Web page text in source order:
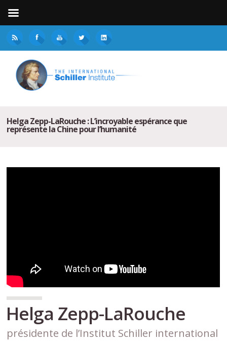
Helga Zepp-LaRouche : L’incroyable espérance que
représente la Chine pour l’humanité
Helga Zepp-LaRouche
présidente de l’Institut Schiller international